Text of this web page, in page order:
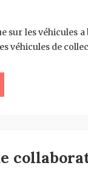
sur les véhicules
véhicules de